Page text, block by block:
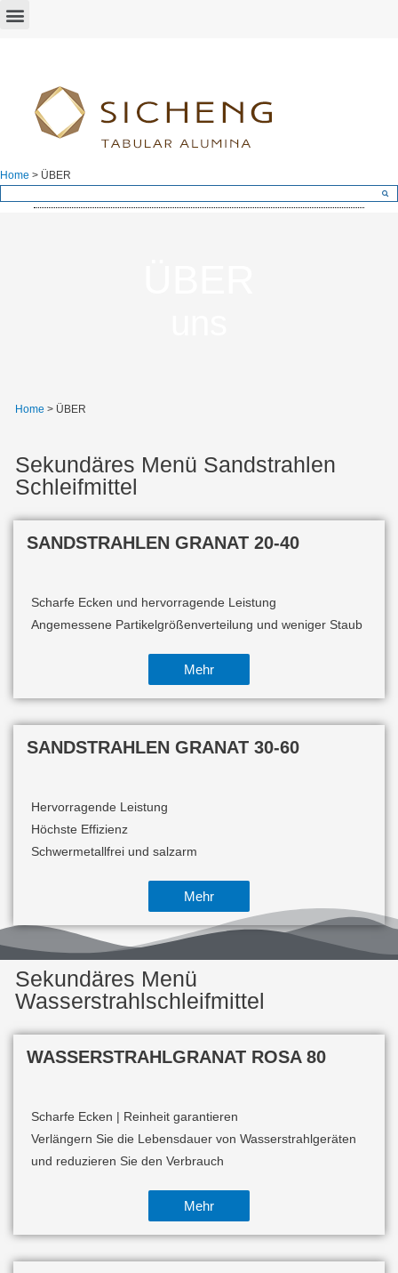
Home > ÜBER
Home > ÜBER
Sekundäres Menü Sandstrahlen
Schleifmittel
SANDSTRAHLEN GRANAT 20-40
Scharfe Ecken und hervorragende Leistung
Angemessene Partikelgrößenverteilung und weniger Staub
Mehr
SANDSTRAHLEN GRANAT 30-60
Hervorragende Leistung
Höchste Effizienz
Schwermetallfrei und salzarm
Mehr
Sekundäres Menü
Wasserstrahlschleifmittel
WASSERSTRAHLGRANAT ROSA 80
Scharfe Ecken |
Reinheit garantieren
Verlängern Sie die Lebensdauer von Wasserstrahlgeräten
und reduzieren Sie den Verbrauch
Mehr